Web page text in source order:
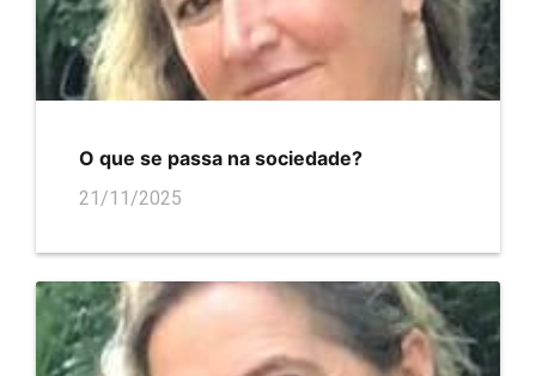
O que se passa na sociedade?
21/11/2025